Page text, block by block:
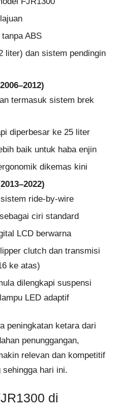
ABS
liter) dan sistem pendingin
termasuk sistem brek
diperbesar ke 25 liter
baik untuk haba enjin
dikemas kini
ride-by-wire
ciri standard
LCD berwarna
clutch dan transmisi
ke atas)
dilengkapi suspensi
LED adaptif
peningkatan ketara dari
penunggangan,
relevan dan kompetitif
hari ini.
di